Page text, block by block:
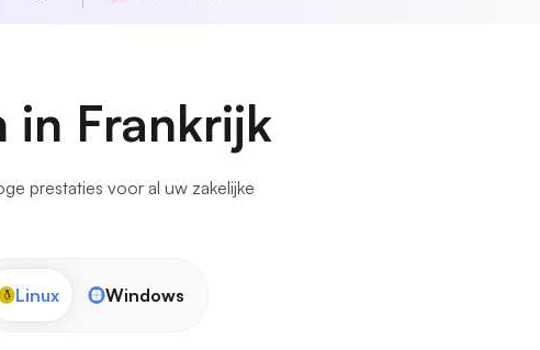
in Frankrijk
prestaties voor al uw zakelijke
Linux Windows